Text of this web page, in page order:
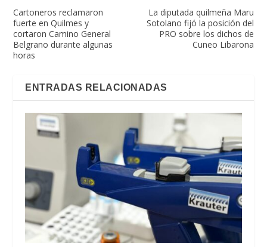
Cartoneros reclamaron
fuerte en Quilmes y
cortaron Camino General
Belgrano durante algunas
horas
La diputada quilmeña Maru
Sotolano fijó la posición del
PRO sobre los dichos de
Cuneo Libarona
ENTRADAS RELACIONADAS